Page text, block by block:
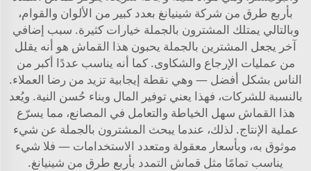
بأربع طرق من شركة شينيانغ بعدد كبير من الألوان والقوام،
وبالتالي يمتلك المشترون بالجملة خيارات كثيرة. سبب إضافي
آخر يجعل المشترين بالجملة يحبون هذا القماش هو أنه يقلل
من عمليات الإرجاع والشكاوى. كما أنه يناسب عددًا أكبر من
الناس بشكل أفضل — وهي نقطة إيجابية تزيد من رضا العملاء.
بالنسبة للشركات، فهذا يعني توفير المال وبناء حُسن النية. ويُعد
هذا القماش سهل الخياطة والتعامل في المصانع، مما يسرّع
عملية الإنتاج. لذلك، عندما يبحث المشترون بالجملة عن شيء
موثوق به، وبأسعار معقولة ومتعدد الاستخدامات — فلا شيء
يناسب تمامًا مثل قماش التمدد بأربع طرق من شينيانغ.